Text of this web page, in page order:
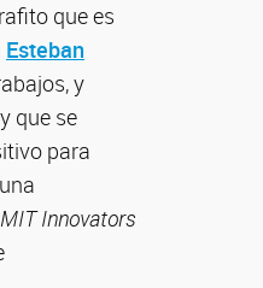
que es
Esteban
y
que se
para
MIT Innovators